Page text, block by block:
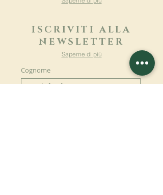
ISCRIVITI ALLA
NEWSLETTER
Saperne di più
Cognome